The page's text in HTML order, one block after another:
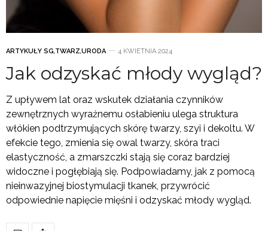
ARTYKUŁY SG,TWARZ,URODA 4 KWIETNIA 2024
Jak odzyskać młody wygląd?
Z upływem lat oraz wskutek działania czynników
zewnętrznych wyraźnemu osłabieniu ulega struktura
włókien podtrzymujących skórę twarzy, szyi i dekoltu. W
efekcie tego, zmienia się owal twarzy, skóra traci
elastyczność, a zmarszczki stają się coraz bardziej
widoczne i pogłębiają się. Podpowiadamy, jak z pomocą
nieinwazyjnej biostymulacji tkanek, przywrócić
odpowiednie napięcie mięśni i odzyskać młody wygląd.